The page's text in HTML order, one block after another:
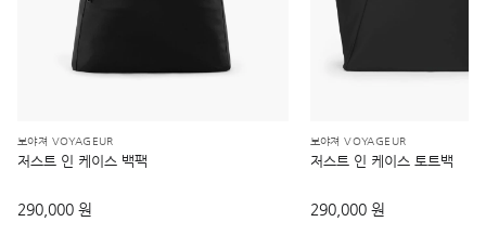
보야져 VOYAGEUR
저스트 인 케이스 백팩
290,000 원
보야져 VOYAGEUR
저스트 인 케이스 토트백
290,000 원